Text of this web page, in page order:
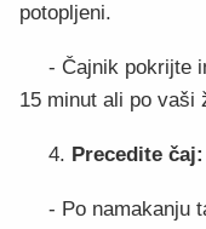
potopljeni.
- Čajnik pokrijte
15 minut ali po vaši
4. Precedite čaj:
- Po namakanju